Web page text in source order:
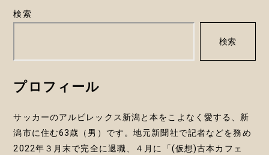
ゲ
ン
検索
検索
プロフィール
サッカーのアルビレックス新潟と本をこよなく愛する、新
潟市に住む63歳（男）です。地元新聞社で記者などを務め
2022年３月末で完全に退職、４月に「(仮想)古本カフェ